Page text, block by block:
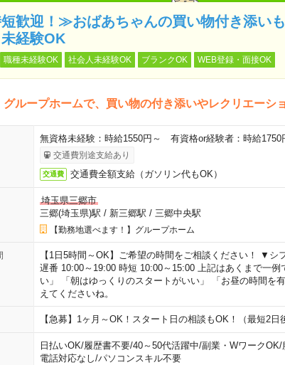
歓迎！≫おばあちゃんの買い物付き添い
経験OK
職種未経験OK 社会人未経験OK ブランクOK WEB登録・面接OK
グループホームで、買い物の付き添いやレクリエーシ
無資格未経験：時給1550円～ 有資格or経験者：時給
交通費別途支給あり
交通費 交通費全額支給（ガソリン代もOK）
埼玉県三郷市
三郷(埼玉県)駅 / 新三郷駅 / 三郷中央駅
【勤務地選べます！】グループホーム
【1日5時間～OK】ご希望の時間をご相談ください！ ▼シ
遅番 10:00～19:00 時短 10:00～15:00 上記はあくまで一
い」 「朝はゆっくりのスタートがいい」 「お昼の時間を
えてくださいね。
【急募】1ヶ月～OK！スタート日の相談もOK！（最短2日
日払いOK/履歴書不要/40～50代活躍中/副業・WワークOK/
電話対応なし/パソコンスキル不要